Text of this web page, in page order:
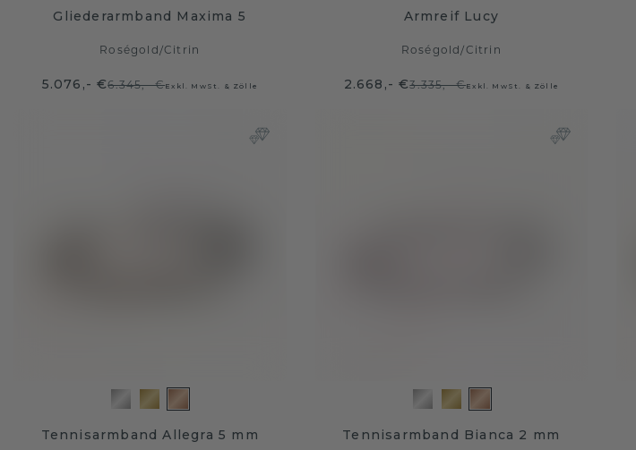
Gliederarmband Maxima 5
Roségold /Citrin
5.076,- €6.345,- €Exkl. MwSt. & Zölle
Armreif Lucy
Roségold /Citrin
2.668,- €3.335,- €Exkl. MwSt. & Zölle
Tennisarmband Allegra 5 mm Tennisarmband Bianca 2 mm